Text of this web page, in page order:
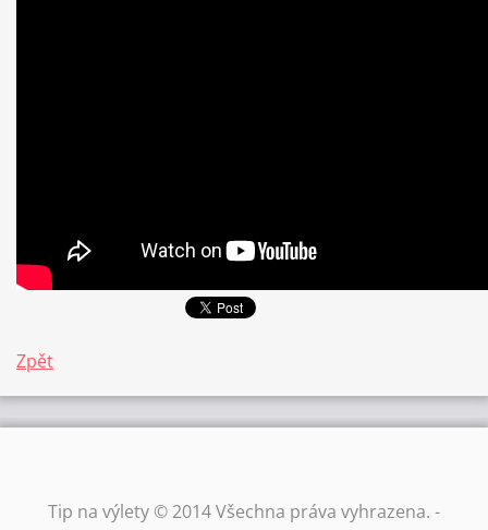
Zpět
Tip na výlety © 2014 Všechna práva vyhrazena. -